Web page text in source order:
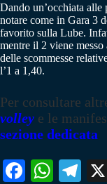
Dando un’occhiata
notare come in Gara 3
favorito sulla Lube.
mentre il 2 viene
delle scommesse
l’1 a 1,40.
Per consultare
volley e le
sezione dedicata
Fa W
Te